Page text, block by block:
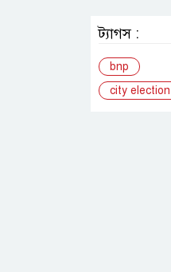
ট্যাগস :
bnp
city election